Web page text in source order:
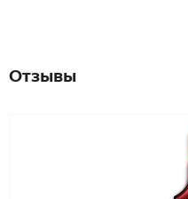
Отзывы